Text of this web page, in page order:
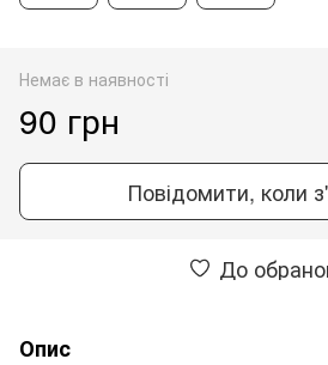
Немає в наявності
90 грн
Повідомити, коли
До
Опис